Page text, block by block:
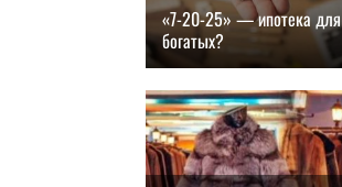
«7-20-25» — ипотека для
богатых?
26.08.2018, 17:00